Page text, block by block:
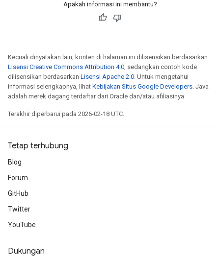
Apakah informasi ini membantu?
Kecuali dinyatakan lain, konten di halaman ini dilisensikan berdasarkan
Lisensi Creative Commons Attribution 4.0, sedangkan contoh kode
dilisensikan berdasarkan Lisensi Apache 2.0. Untuk mengetahui
informasi selengkapnya, lihat Kebijakan Situs Google Developers. Java
adalah merek dagang terdaftar dari Oracle dan/atau afiliasinya.
Terakhir diperbarui pada 2026-02-18 UTC.
Tetap terhubung
Blog
Forum
GitHub
Twitter
YouTube
Dukungan